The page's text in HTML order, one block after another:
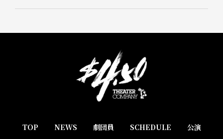
TOP NEWS 劇団員 SCHEDULE 公演